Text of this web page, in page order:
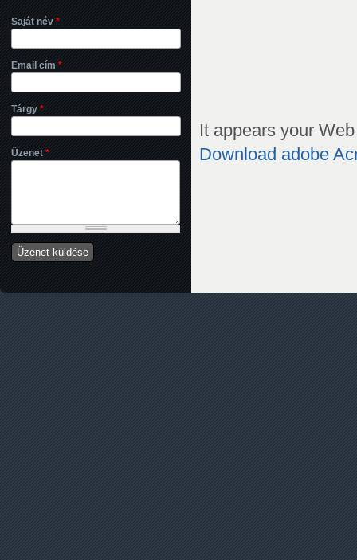
It appears your
Download adobe
Saját név *
Email cím *
Tárgy *
Üzenet *